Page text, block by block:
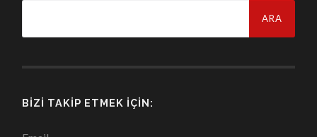
BIZI TAKIP ETMEK İÇIN: